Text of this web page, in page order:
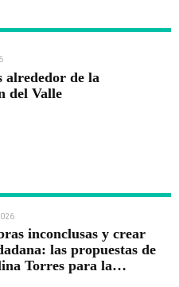
alrededor de la
del Valle
inconclusas y crear
las propuestas de
Torres para la